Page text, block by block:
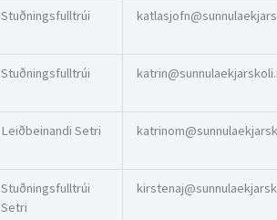
Stuðningsfulltrúi
Stuðningsfulltrúi
Leiðbeinandi Setri
Stuðningsfulltrúi
Setri